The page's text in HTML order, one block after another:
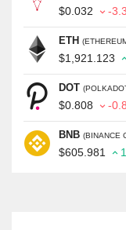
$0.032 -
ETH
$1,921.123
DOT
$0.808 -
BNB (BINANCE
$605.981